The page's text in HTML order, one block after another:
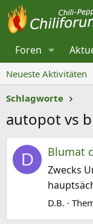
Foren
Neueste Aktivitäten
Schlagworte
autopot vs
D Blumat
Zwecks
D.B.